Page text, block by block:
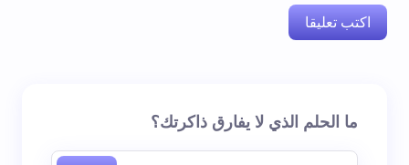
اكتب تعليقا
لن يتم نشر عنوان بريدك الإلكتروني. الحقول الإلزامية مشارما الحلم الذي لا يفارق ذاكرتك؟